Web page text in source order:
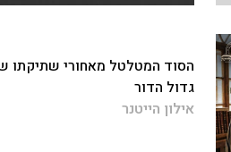
הסוד המטלטל מאחורי שתיקתו
גדול הדור
אילון הייטנר